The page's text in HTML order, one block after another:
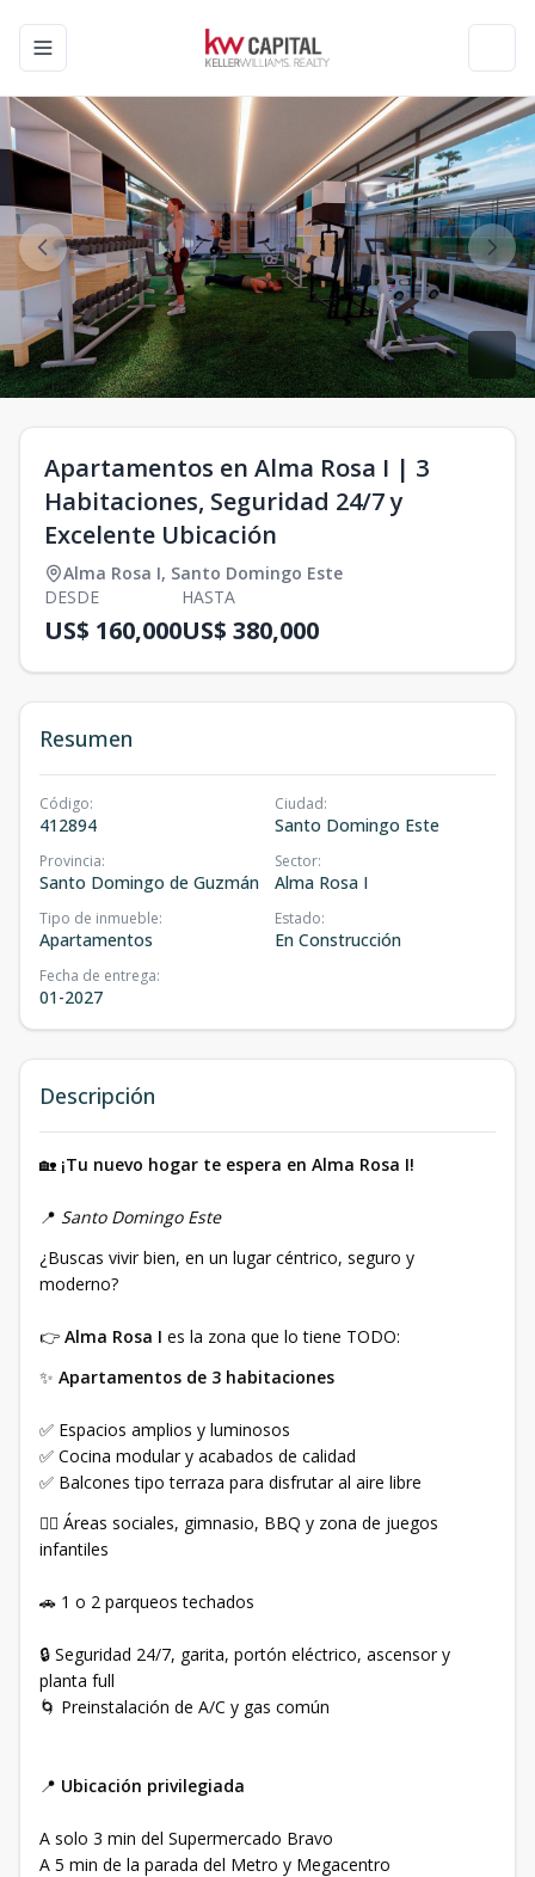
Toggle navigation menu
Apartamentos en Alma Rosa I | 3
Habitaciones, Seguridad 24/7 y
Excelente Ubicación
Alma Rosa I, Santo Domingo Este
DESDE
US$ 160,000
HASTA
US$ 380,000
Resumen
Código:
412894
Ciudad:
Santo Domingo Este
Provincia:
Santo Domingo de Guzmán
Sector:
Alma Rosa I
Tipo de inmueble:
Apartamentos
Estado:
En Construcción
Fecha de entrega:
01-2027
Descripción
🏡 ¡Tu nuevo hogar te espera en Alma Rosa I!
📍 Santo Domingo Este
¿Buscas vivir bien, en un lugar céntrico, seguro y
moderno?
👉 Alma Rosa I es la zona que lo tiene TODO:
✨ Apartamentos de 3 habitaciones
✅ Espacios amplios y luminosos
✅ Cocina modular y acabados de calidad
✅ Balcones tipo terraza para disfrutar al aire libre
🏋️‍♀️ Áreas sociales, gimnasio, BBQ y zona de juegos
infantiles
🚗 1 o 2 parqueos techados
🔒 Seguridad 24/7, garita, portón eléctrico, ascensor y
planta full
🌀 Preinstalación de A/C y gas común
📍 Ubicación privilegiada
A solo 3 min del Supermercado Bravo
A 5 min de la parada del Metro y Megacentro